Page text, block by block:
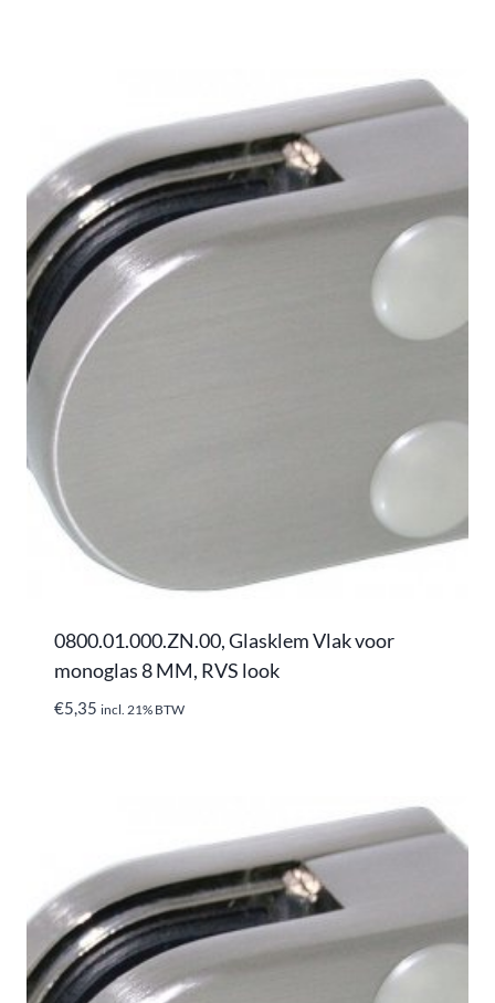
0800.01.000.ZN.00, Glasklem Vlak voor
monoglas 8 MM, RVS look
€5,35 incl. 21% BTW